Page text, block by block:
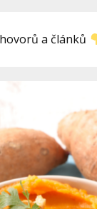
a článků